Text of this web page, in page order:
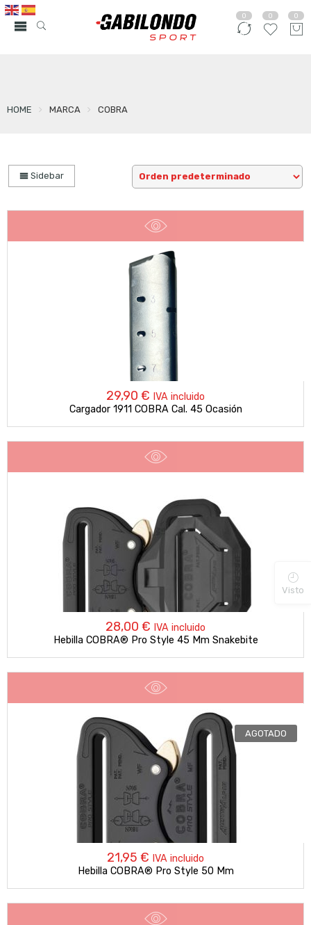
0 0 0
HOME MARCA COBRA
Sidebar
29,90 € IVA incluido
Cargador 1911 COBRA Cal. 45 Ocasión
28,00 € IVA incluido
Hebilla COBRA® Pro Style 45 Mm Snakebite
AGOTADO
21,95 € IVA incluido
Hebilla COBRA® Pro Style 50 Mm
Visto